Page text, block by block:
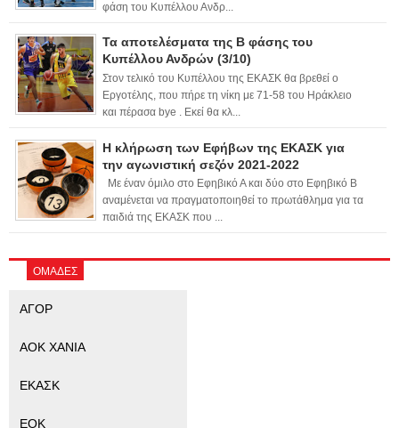
φάση του Κυπέλλου Ανδρ...
Τα αποτελέσματα της Β φάσης του
Κυπέλλου Ανδρών (3/10)
Στον τελικό του Κυπέλλου της ΕΚΑΣΚ θα βρεθεί ο
Εργοτέλης, που πήρε τη νίκη με 71-58 του Ηράκλειο
και πέρασα bye . Εκεί θα κλ...
Η κλήρωση των Εφήβων της ΕΚΑΣΚ για
την αγωνιστική σεζόν 2021-2022
Με έναν όμιλο στο Εφηβικό Α και δύο στο Εφηβικό Β
αναμένεται να πραγματοποιηθεί το πρωτάθλημα για τα
παιδιά της ΕΚΑΣΚ που ...
ΟΜΑΔΕΣ
ΑΓΟΡ
ΑΟΚ ΧΑΝΙΑ
ΕΚΑΣΚ
ΕΟΚ